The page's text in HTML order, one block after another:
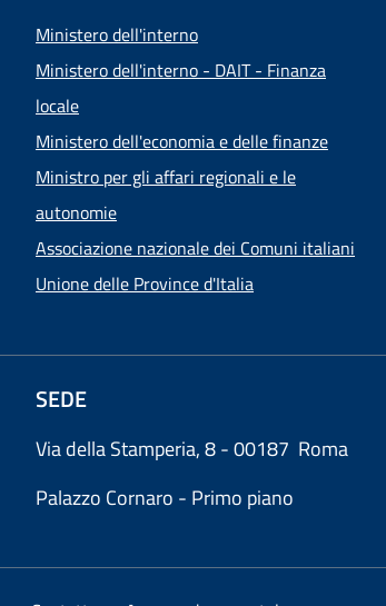
Ministero dell'interno
Ministero dell'interno - DAIT - Finanza
locale
Ministero dell'economia e delle finanze
Ministro per gli affari regionali e le
autonomie
Associazione nazionale dei Comuni italiani
Unione delle Province d'Italia
SEDE
Via della Stamperia, 8 - 00187 Roma
Palazzo Cornaro - Primo piano